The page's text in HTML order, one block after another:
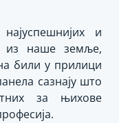
и
из наше земље,
били у прилици
сазнају што
за њихове